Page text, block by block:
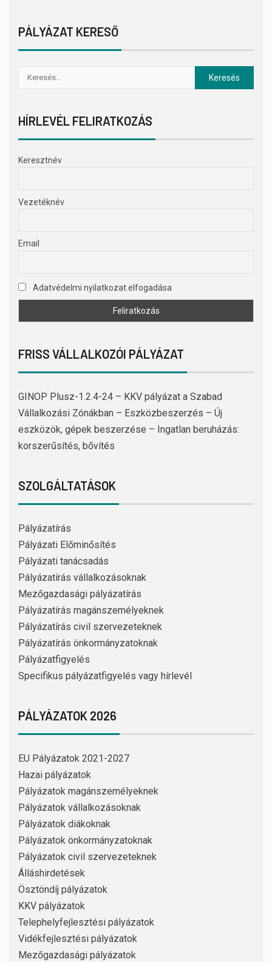
PÁLYÁZAT KERESŐ
HÍRLEVÉL FELIRATKOZÁS
Keresztnév
Vezetéknév
Email
Adatvédelmi nyilatkozat elfogadása
FRISS VÁLLALKOZÓI PÁLYÁZAT
GINOP Plusz-1.2.4-24 – KKV pályázat a Szabad
Vállalkozási Zónákban – Eszközbeszerzés – Új
eszközök, gépek beszerzése – Ingatlan beruházás:
korszerűsítés, bővítés
SZOLGÁLTATÁSOK
Pályázatírás
Pályázati Előminősítés
Pályázati tanácsadás
Pályázatírás vállalkozásoknak
Mezőgazdasági pályázatírás
Pályázatírás magánszemélyeknek
Pályázatírás civil szervezeteknek
Pályázatírás önkormányzatoknak
Pályázatfigyelés
Specifikus pályázatfigyelés vagy hírlevél
PÁLYÁZATOK 2026
EU Pályázatok 2021-2027
Hazai pályázatok
Pályázatok magánszemélyeknek
Pályázatok vállalkozásoknak
Pályázatok diákoknak
Pályázatok önkormányzatoknak
Pályázatok civil szervezeteknek
Álláshirdetések
Ösztöndíj pályázatok
KKV pályázatok
Telephelyfejlesztési pályázatok
Vidékfejlesztési pályázatok
Mezőgazdasági pályázatok